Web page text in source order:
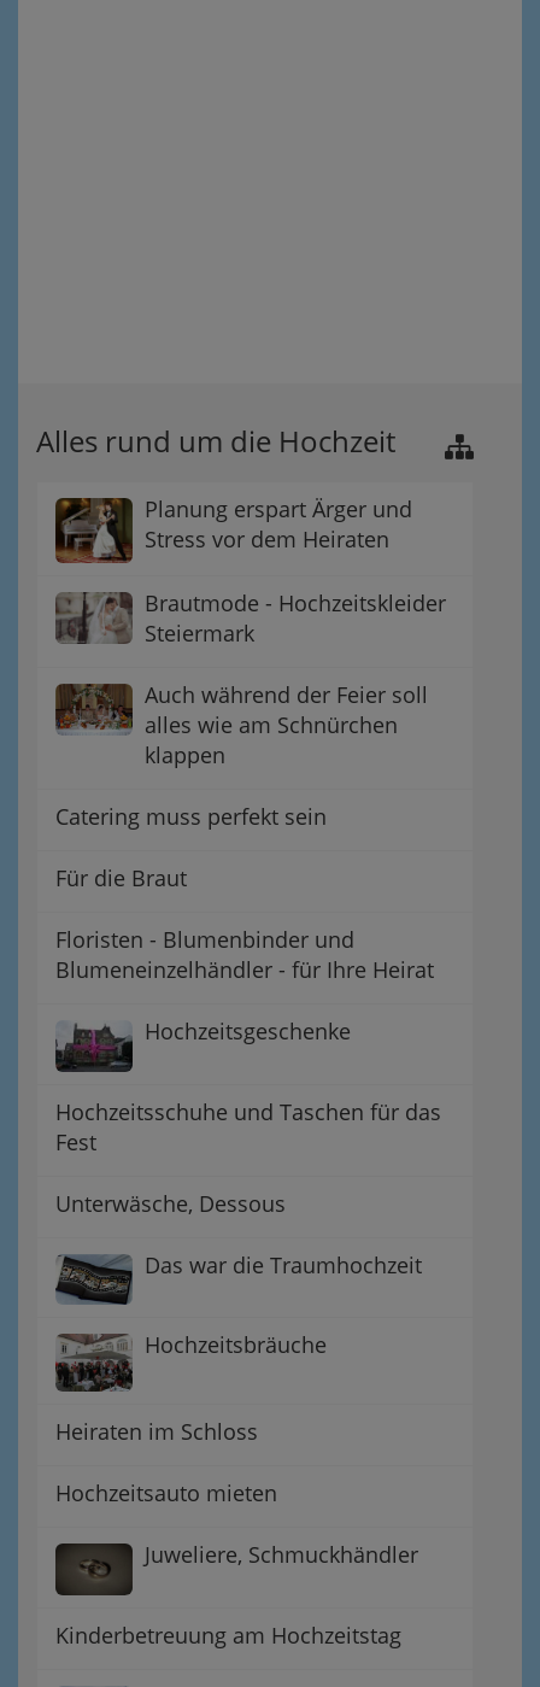
Alles rund um die Hochzeit
Planung erspart Ärger und
Stress vor dem Heiraten
Brautmode - Hochzeitskleider
Steiermark
Auch während der Feier soll
alles wie am Schnürchen
klappen
Catering muss perfekt sein
Für die Braut
Floristen - Blumenbinder und
Blumeneinzelhändler - für Ihre Heirat
Hochzeitsgeschenke
Hochzeitsschuhe und Taschen für das
Fest
Unterwäsche, Dessous
Das war die Traumhochzeit
Hochzeitsbräuche
Heiraten im Schloss
Hochzeitsauto mieten
Juweliere, Schmuckhändler
Kinderbetreuung am Hochzeitstag